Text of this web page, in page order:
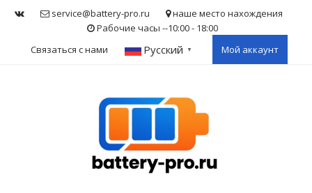
service@battery-pro.ru
наше место нахождения
Рабочие часы --10:00 - 18:00
Связаться с нами
Русский ▼ Мой аккаунт